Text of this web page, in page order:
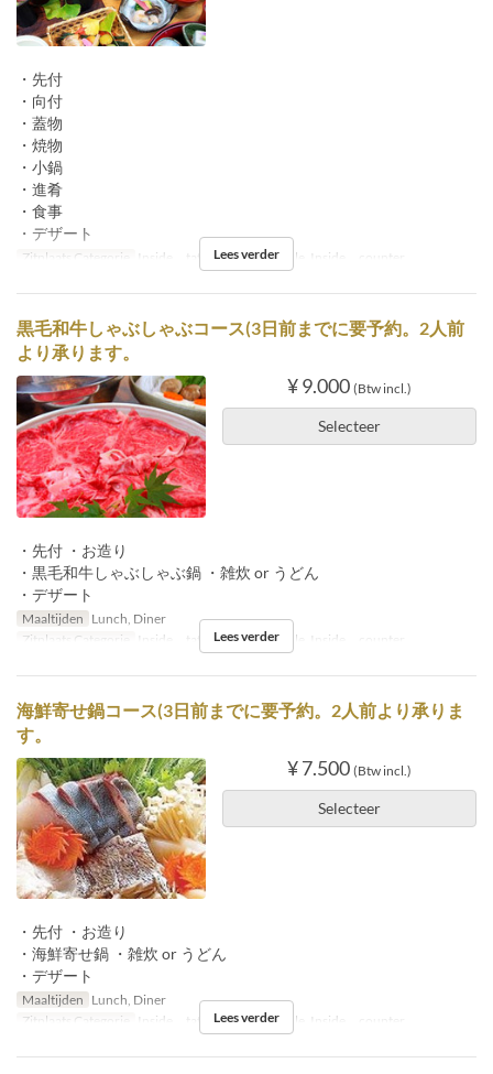
・先付
・向付
・蓋物
・焼物
・小鍋
・進肴
・食事
・デザート
Zitplaats Categorie Inside tatami, Inside table, Inside counter
Lees verder
黒毛和牛しゃぶしゃぶコース(3日前までに要予約。2人前
より承ります。
¥ 9.000 (Btw incl.)
Selecteer
・先付 ・お造り
・黒毛和牛しゃぶしゃぶ鍋 ・雑炊 or うどん
・デザート
Maaltijden Lunch, Diner
Zitplaats Categorie
Inside tatami, Inside table, Inside counter
Lees verder
海鮮寄せ鍋コース(3日前までに要予約。2人前より承りま
す。
¥ 7.500 (Btw incl.)
Selecteer
・先付 ・お造り
・海鮮寄せ鍋 ・雑炊 or うどん
・デザート
Maaltijden Lunch, Diner
Zitplaats Categorie
Inside tatami, Inside table, Inside counter
Lees verder